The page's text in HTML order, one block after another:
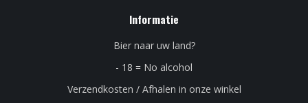
Informatie
Bier naar uw land?
- 18 = No alcohol
Verzendkosten / Afhalen in onze winkel